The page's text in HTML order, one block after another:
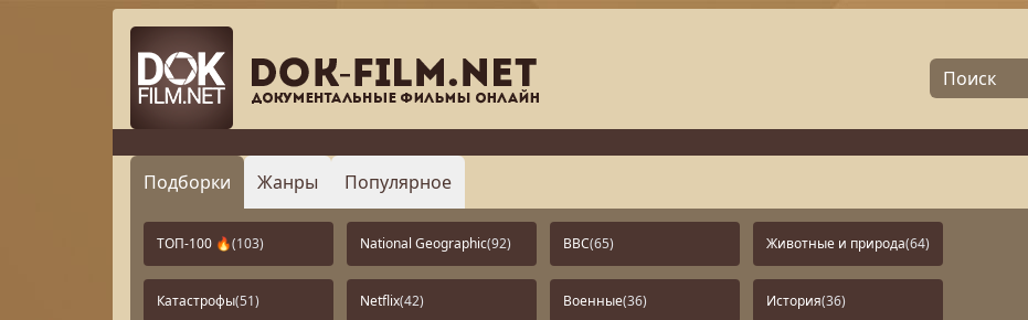
Подборки Жанры Популярное
ТОП-100 🔥(103) National Geographic(92) BBC(65) Животные и природа(64)
Катастрофы(51) Netflix(42) Военные(36) История(36)